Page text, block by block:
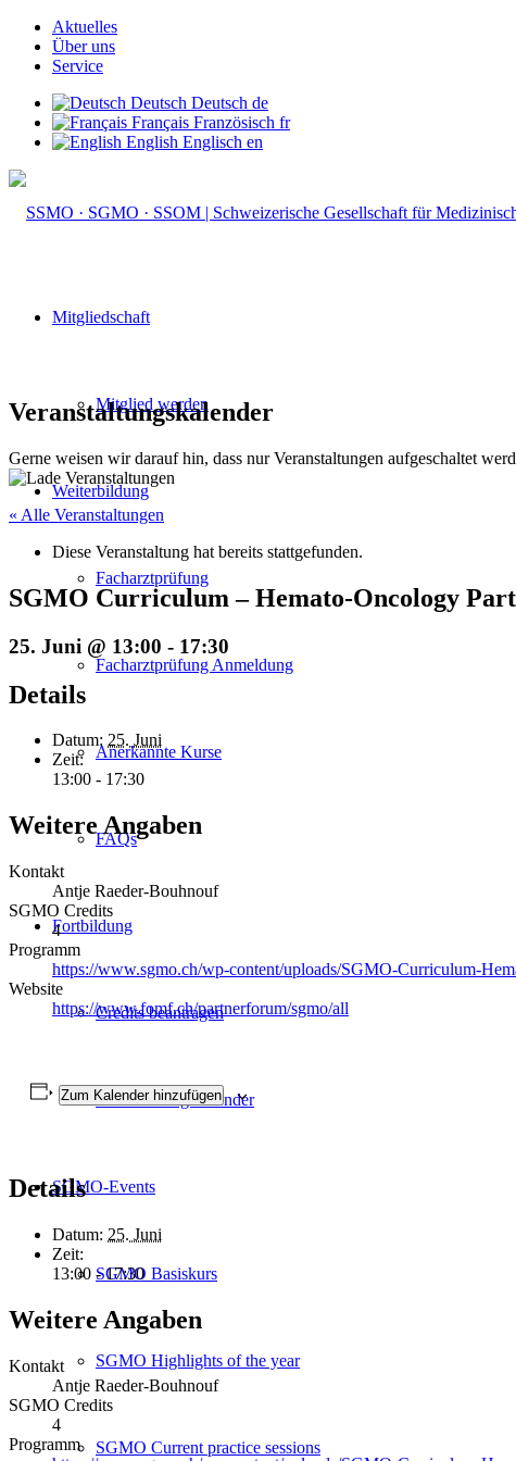
Aktuelles
Über uns
Service
Deutsch Deutsch de
Français Französisch fr
English Englisch en
Mitgliedschaft
Mitglied werden
Weiterbildung
Facharztprüfung
Facharztprüfung Anmeldung
Anerkannte Kurse
FAQs
Fortbildung
Credits beantragen
Veranstaltungskalender
SGMO-Events
SGMO Basiskurs
SGMO Highlights of the year
SGMO Current practice sessions
Veranstaltungskalender
Gerne weisen wir darauf hin, dass nur Veranstaltungen aufgeschaltet
« Alle Veranstaltungen
Diese Veranstaltung hat bereits stattgefunden.
SGMO Curriculum – Hemato-Oncology
25. Juni @ 13:00 - 17:30
Details
Datum: 25. Juni
Zeit:
13:00 - 17:30
Weitere Angaben
Kontakt
Antje Raeder-Bouhnouf
SGMO Credits
4
Programm
https://www.sgmo.ch/wp-content/uploads/SGMO-Curriculum-
Website
https://www.fomf.ch/partnerforum/sgmo/all
Zum Kalender hinzufügen
Details
Datum: 25. Juni
Zeit:
13:00 - 17:30
Weitere Angaben
Kontakt
Antje Raeder-Bouhnouf
SGMO Credits
4
Programm